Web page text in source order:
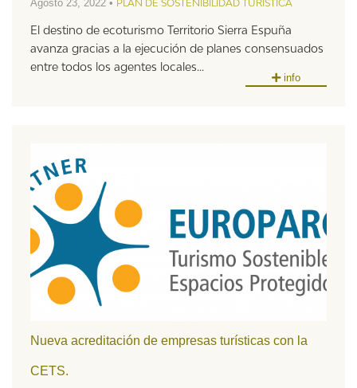
Agosto 23, 2022 • PLAN DE SOSTENIBILIDAD TURÍSTICA
El destino de ecoturismo Territorio Sierra Espuña
avanza gracias a la ejecución de planes consensuados
entre todos los agentes locales...
info
Nueva acreditación de empresas turísticas con la
CETS.